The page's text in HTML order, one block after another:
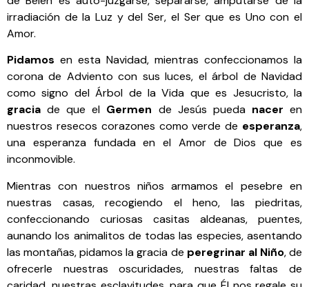
irradiación de la Luz y del Ser, el Ser que es Uno con el
Amor.
Pidamos en esta Navidad, mientras confeccionamos la
corona de Adviento con sus luces, el árbol de Navidad
como signo del Árbol de la Vida que es Jesucristo, la
graciade que el Germen de Jesús pueda nacer en
nuestros resecos corazones como verde de esperanza,
una esperanza fundada en el Amor de Dios que es
inconmovible.
Mientras con nuestros niños armamos el pesebre en
nuestras casas, recogiendo el heno, las piedritas,
confeccionando curiosas casitas aldeanas, puentes,
aunando los animalitos de todas las especies, asentando
las montañas, pidamos la gracia de peregrinar al Niño, de
ofrecerle nuestras oscuridades, nuestras faltas de